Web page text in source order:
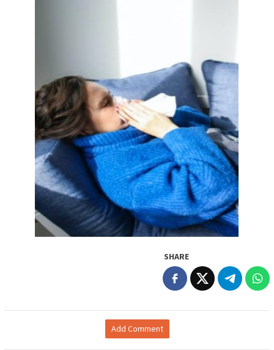
SHARE
Add Comment